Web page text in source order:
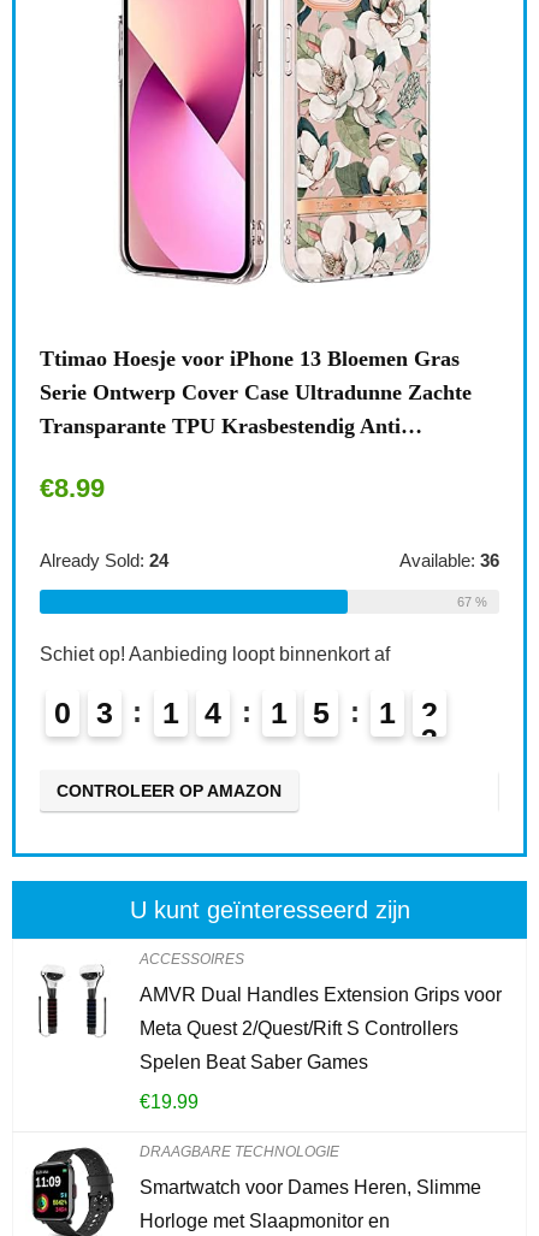
Ttimao Hoesje voor iPhone 13 Bloemen Gras
Serie Ontwerp Cover Case Ultradunne Zachte
Transparante TPU Krasbestendig Anti…
€8.99
Already Sold: 24 Available: 36
67 %
Schiet op! Aanbieding loopt binnenkort af
0 3 1 4 1 5 1 1
CONTROLEER OP AMAZON
U kunt geïnteresseerd zijn
ACCESSOIRES
AMVR Dual Handles Extension Grips voor
Meta Quest 2/Quest/Rift S Controllers
Spelen Beat Saber Games
€19.99
DRAAGBARE TECHNOLOGIE
Smartwatch voor Dames Heren, Slimme
Horloge met Slaapmonitor en